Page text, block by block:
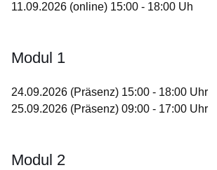
11.09.2026 (online) 15:00 - 18:00 Uh
Modul 1
24.09.2026 (Präsenz) 15:00 - 18:00 Uhr
25.09.2026 (Präsenz) 09:00 - 17:00 Uhr
Modul 2